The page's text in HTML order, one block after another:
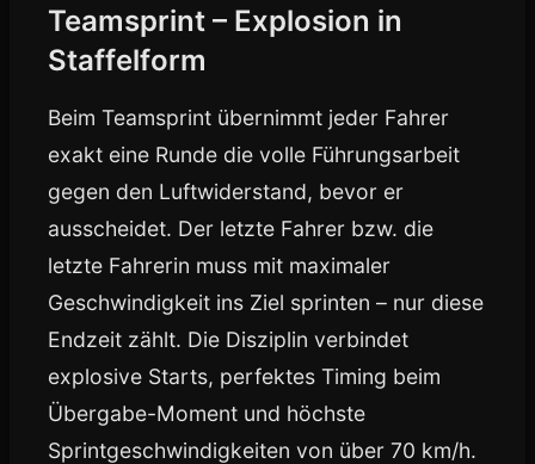
Teamsprint – Explosion in
Staffelform
Beim Teamsprint übernimmt jeder Fahrer
exakt eine Runde die volle Führungsarbeit
gegen den Luftwiderstand, bevor er
ausscheidet. Der letzte Fahrer bzw. die
letzte Fahrerin muss mit maximaler
Geschwindigkeit ins Ziel sprinten – nur diese
Endzeit zählt. Die Disziplin verbindet
explosive Starts, perfektes Timing beim
Übergabe-Moment und höchste
Sprintgeschwindigkeiten von über 70 km/h.